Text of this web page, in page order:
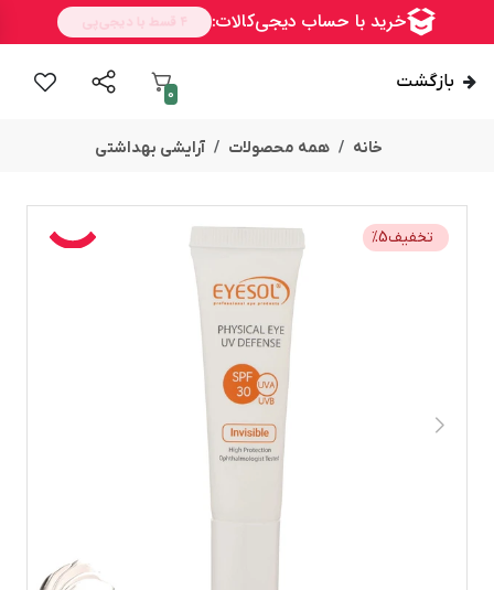
بازگشت
0
خانه همه محصولات آرایشی بهداشتی
تخفیف %5